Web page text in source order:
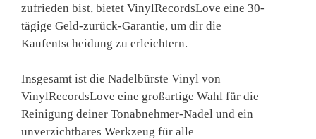
zufrieden bist, bietet VinylRecordsLove eine 30-
tägige Geld-zurück-Garantie, um dir die
Kaufentscheidung zu erleichtern.
Insgesamt ist die Nadelbürste Vinyl von
VinylRecordsLove eine großartige Wahl für die
Reinigung deiner Tonabnehmer-Nadel und ein
unverzichtbares Werkzeug für alle